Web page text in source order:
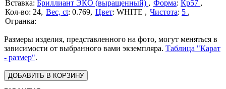
Бриллиант ЭКО (выращенный)
Форма: Кр57
24 Вес, ct: 0.769 Цвет: WHITE Чистота: 5
Размеры изделия, представленного на фото, могут меняться в
зависимости от выбранного вами экземпляра. Таблица "Карат
- размер".
ДОБАВИТЬ В КОРЗИНУ